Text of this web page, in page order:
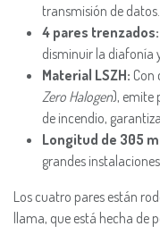
transmisión de datos.
4 pares trenzados:
disminuir la diafonía
Material LSZH: Con
Zero Halogen), emite
de incendio,
Longitud de 305
grandes
Los cuatro pares están
llama, que está hecha de